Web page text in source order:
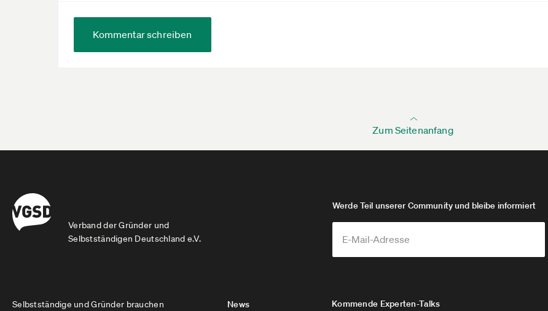
Kommentar schreiben
Zum Seitenanfang
Verband der Gründer und
Selbstständigen Deutschland e.V.
Werde Teil unserer Community und bleibe informiert
Selbstständige und Gründer brauchen
News
Kommende Experten-Talks